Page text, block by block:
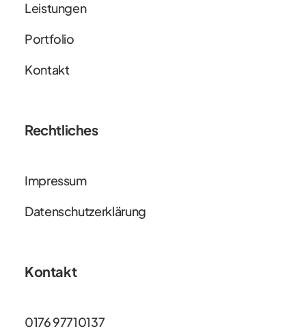
Leistungen
Portfolio
Kontakt
Rechtliches
Impressum
Datenschutzerklärung
Kontakt
0176 97710137